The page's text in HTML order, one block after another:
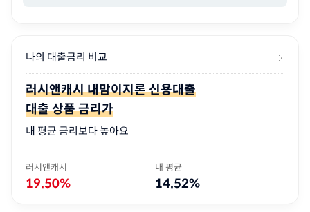
나의 대출금리 비교
러시앤캐시 내맘이지론 신용대출
대출 상품 금리가
내 평균 금리보다 높아요
러시앤캐시
19.50%
내 평균
14.52%